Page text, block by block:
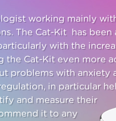
working mainly
The Cat-Kit has been
with the
the Cat-Kit even more
problems with anxiety
in particular
and measure their
it to any